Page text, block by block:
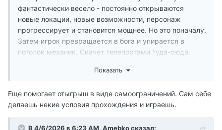
фантастически весело - постоянно открываются
новые локации, новые возможности, персонаж
прогрессирует и становится мощнее. Но это поначалу.
Затем игрок превращается в бога и упирается в
потолок механик. Скачет телепортами туда-сюда,
замок с 1 попытки, убивает любого монстра с двух
расходники не нужны. Наступает скука.
Показать
Еще помогает отыгрыш в виде самоограничений. Сам себе
делаешь некие условия прохождения и играешь.
В 4/6/2026 в 6:23 AM, Amebkoсказал: